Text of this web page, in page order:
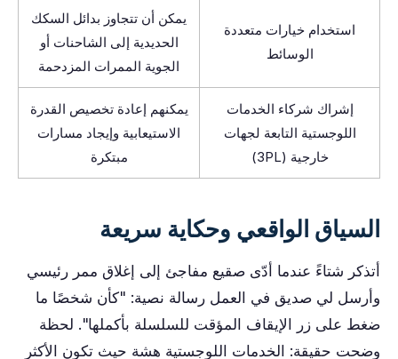
استخدام خيارات متعددة
الوسائط
يمكن أن تتجاوز بدائل السكك
الحديدية إلى الشاحنات أو
الجوية الممرات المزدحمة
إشراك شركاء الخدمات
اللوجستية التابعة لجهات
خارجية (3PL)
يمكنهم إعادة تخصيص القدرة
الاستيعابية وإيجاد مسارات
مبتكرة
السياق الواقعي وحكاية سريعة
أتذكر شتاءً عندما أدّى صقيع مفاجئ إلى إغلاق ممر رئيسي
وأرسل لي صديق في العمل رسالة نصية: "كأن شخصًا ما
ضغط على زر الإيقاف المؤقت للسلسلة بأكملها". لحظة
وضحت حقيقة: الخدمات اللوجستية هشة حيث تكون الأكثر